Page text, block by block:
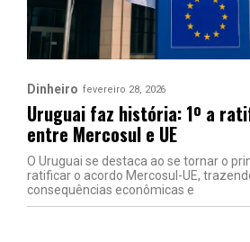
Dinheiro fevereiro 28, 2026
Uruguai faz história: 1º a
entre Mercosul e UE
O Uruguai se destaca ao se tornar o
ratificar o acordo Mercosul-UE,
consequências econômicas e